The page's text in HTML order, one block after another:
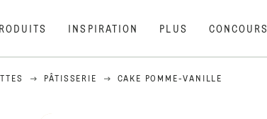
INSPIRATION PLUS CONCOURS
PÂTISSERIE CAKE POMME-VANILLE